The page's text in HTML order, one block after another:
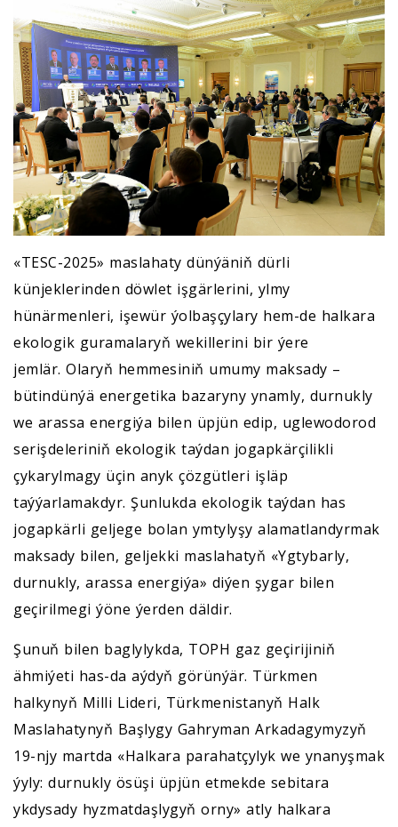
«TESC-2025» maslahaty dünýäniň dürli
künjeklerinden döwlet işgärlerini, ylmy
hünärmenleri, işewür ýolbaşçylary hem-de halkara
ekologik guramalaryň wekillerini bir ýere
jemlär. Olaryň hemmesiniň umumy maksady –
bütindünýä energetika bazaryny ynamly, durnukly
we arassa energiýa bilen üpjün edip, uglewodorod
serişdeleriniň ekologik taýdan jogapkärçilikli
çykarylmagy üçin anyk çözgütleri işläp
taýýarlamakdyr. Şunlukda ekologik taýdan has
jogapkärli geljege bolan ymtylyşy alamatlandyrmak
maksady bilen, geljekki maslahatyň «Ygtybarly,
durnukly, arassa energiýa» diýen şygar bilen
geçirilmegi ýöne ýerden däldir.
Şunuň bilen baglylykda, TOPH gaz geçirijiniň
ähmiýeti has-da aýdyň görünýär. Türkmen
halkynyň Milli Lideri, Türkmenistanyň Halk
Maslahatynyň Başlygy Gahryman Arkadagymyzyň
19-njy martda «Halkara parahatçylyk we ynanyşmak
ýyly: durnukly ösüşi üpjün etmekde sebitara
ykdysady hyzmatdaşlygyň orny» atly halkara